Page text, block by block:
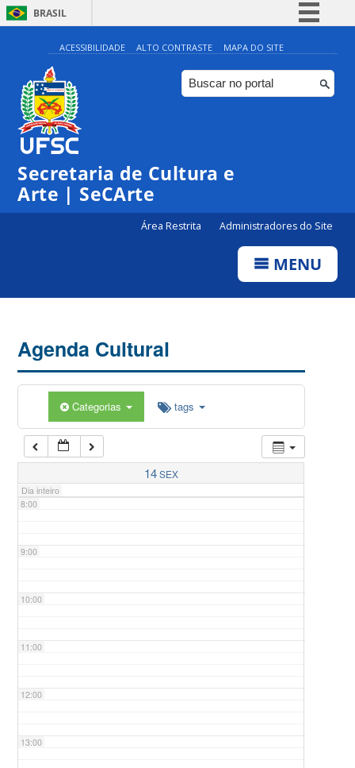
BRASIL
Simplifique!
Comunica BR
Participe
ACESSIBILIDADE ALTO CONTRASTE MAPA DO SITE
Secretaria de Cultura e
Arte | SeCArte
Área Restrita Administradores do Site
MENU
Agenda Cultural
Categorias tags
14SEX
Dia inteiro
0:00
1:00
5:00
7:00
8:00
9:00
10:00
11:00
12:00
13:00